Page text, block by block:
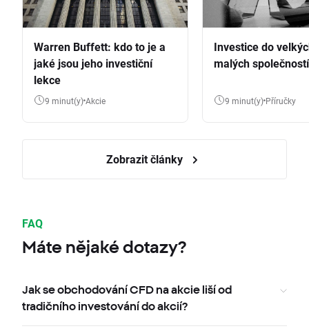
Warren Buffett: kdo to je a
jaké jsou jeho investiční
lekce
9 minut(y) Akcie
Investice do
malých společností
9 minut(y) Příručky
Zobrazit články
FAQ
Máte nějaké dotazy?
Jak se obchodování CFD na akcie liší od
tradičního investování do akcií?